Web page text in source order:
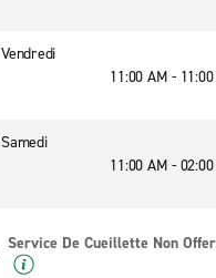
Vendredi
11:00 AM -
Samedi
11:00 AM -
Service De Cueillette Non